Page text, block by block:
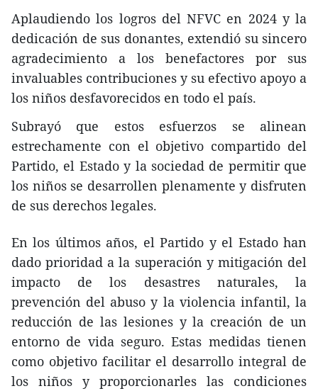
Aplaudiendo los logros del NFVC en 2024 y la
dedicación de sus donantes, extendió su sincero
agradecimiento a los benefactores por sus
invaluables contribuciones y su efectivo apoyo a
los niños desfavorecidos en todo el país.
Subrayó que estos esfuerzos se alinean
estrechamente con el objetivo compartido del
Partido, el Estado y la sociedad de permitir que
los niños se desarrollen plenamente y disfruten
de sus derechos legales.
En los últimos años, el Partido y el Estado han
dado prioridad a la superación y mitigación del
impacto de los desastres naturales, la
prevención del abuso y la violencia infantil, la
reducción de las lesiones y la creación de un
entorno de vida seguro. Estas medidas tienen
como objetivo facilitar el desarrollo integral de
los niños y proporcionarles las condiciones